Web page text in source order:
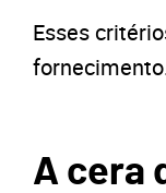
Esses
A cera